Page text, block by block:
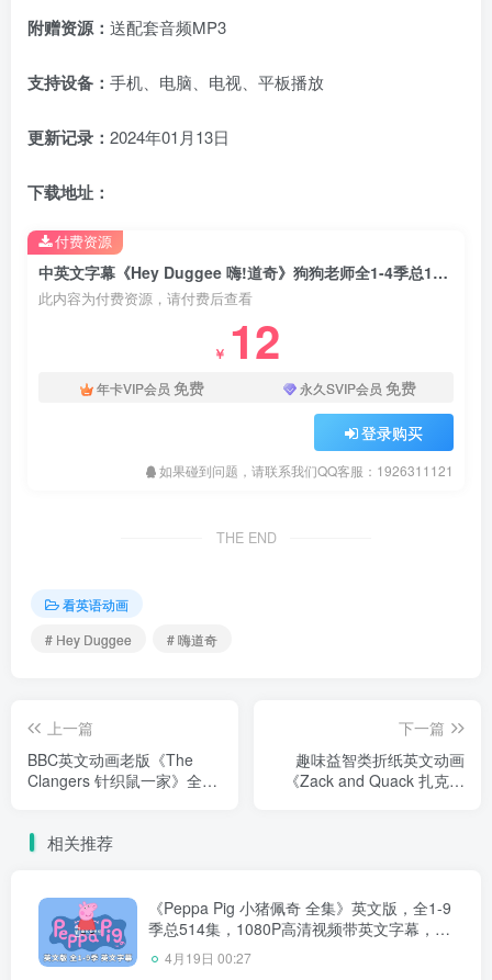
附赠资源： 送配套音频MP3
支持设备： 手机、电脑、电视、平板播放
更新记录： 2024年01月13日
下载地址：
中英文字幕《Hey Duggee 嗨!道奇》狗狗老师全1-4季总196集，1080P高清视频英文动画片，百度网盘下载！
此内容为付费资源，请付费后查看
￥ 12
年卡VIP会员 免费 永久SVIP会员 免费
登录购买
如果碰到问题，请联系我们QQ客服：1926311121
付费资源
THE END
看英语动画
# Hey Duggee
# 嗨道奇
上一篇
BBC英文动画老版《The
Clangers 针织鼠一家》全1-
下一篇
趣味益智类折纸英文动画
《Zack and Quack 扎克与
相关推荐
《Peppa Pig 小猪佩奇 全集》英文版，全1-9
季总514集，1080P高清视频带英文字幕，带
配套音频MP3，百度网盘下载！
4月19日 00:27